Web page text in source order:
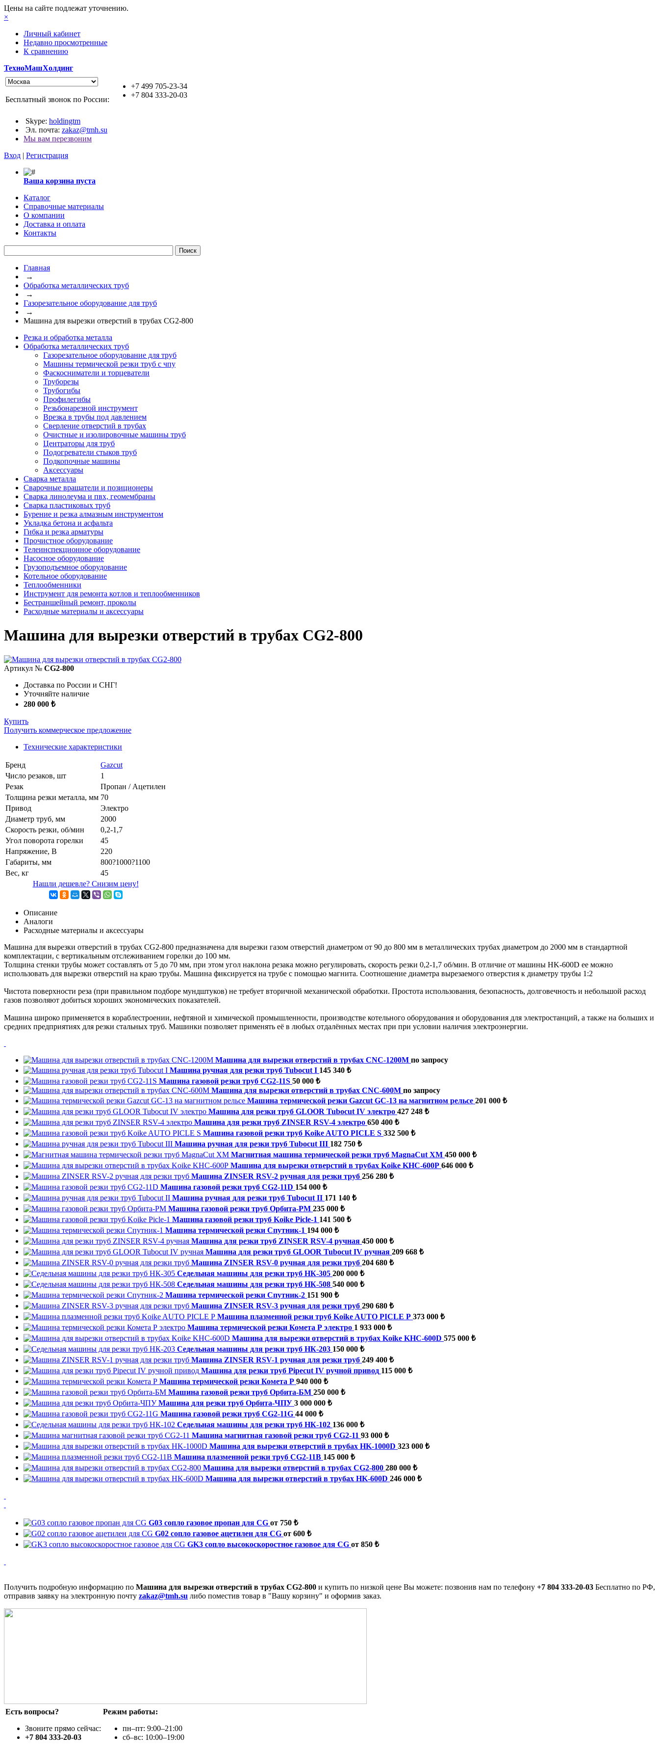
Цены на сайте подлежат уточнению.
×
Личный кабинет
Недавно просмотренные
К сравнению
ТехноМашХолдинг
+7 499 705-23-34
+7 804 333-20-03
Бесплатный звонок по России:
Skype: holdingtm
Эл. почта: zakaz@tmh.su
Мы вам перезвоним
Вход | Регистрация
Ваша корзина пуста
Каталог
Справочные материалы
О компании
Доставка и оплата
Контакты
Главная
→
Обработка металлических труб
→
Газорезательное оборудование для труб
→
Машина для вырезки отверстий в трубах CG2-800
Резка и обработка металла
Обработка металлических труб
Газорезательное оборудование для труб
Машины термической резки труб с чпу
Фаскосниматели и торцеватели
Труборезы
Трубогибы
Профилегибы
Резьбонарезной инструмент
Врезка в трубы под давлением
Сверление отверстий в трубах
Очистные и изолировочные машины труб
Центраторы для труб
Подогреватели стыков труб
Подкопочные машины
Аксессуары
Сварка металла
Сварочные вращатели и позиционеры
Сварка линолеума и пвх, геомембраны
Сварка пластиковых труб
Бурение и резка алмазным инструментом
Укладка бетона и асфальта
Гибка и резка арматуры
Прочистное оборудование
Телеинспекционное оборудование
Насосное оборудование
Грузоподъемное оборудование
Котельное оборудование
Теплообменники
Инструмент для ремонта котлов и теплообменников
Бестраншейный ремонт, проколы
Расходные материалы и аксессуары
Машина для вырезки отверстий в трубах CG2-800
Артикул № CG2-800
Доставка по России и СНГ!
Уточняйте наличие
280 000 ₺
Купить
Получить коммерческое предложение
Технические характеристики
Бренд
Gazcut
Число резаков, шт
1
Резак
Пропан / Ацетилен
Толщина резки металла, мм 70
Привод
Электро
Диаметр труб, мм
2000
Скорость резки, об/мин
0,2-1,7
Угол поворота горелки
45
Напряжение, В
220
Габариты, мм
800?1000?1100
Вес, кг
45
Нашли дешевле? Снизим цену!
Описание
Аналоги
Расходные материалы и аксессуары
Машина для вырезки отверстий в трубах CG2-800 предназначена для вырезки газом отверстий диаметром от 90 до 800 мм в металлических трубах диаметром до 2000 мм в стандартной
комплектации, с вертикальным отслеживанием горелки до 100 мм.
Толщина стенки трубы может составлять от 5 до 70 мм, при этом угол наклона резака можно регулировать, скорость резки 0,2-1,7 об/мин. В отличие от машины HK-600D ее можно
использовать для вырезки отверстий на краю трубы. Машина фиксируется на трубе с помощью магнита. Соотношение диаметра вырезаемого отверстия к диаметру трубы 1:2
Чистота поверхности реза (при правильном подборе мундштуков) не требует вторичной механической обработки. Простота использования, безопасность, долговечность и небольшой расход
газов позволяют добиться хороших экономических показателей.
Машина широко применяется в кораблестроении, нефтяной и химической промышленности, производстве котельного оборудования и оборудования для электростанций, а также на больших и
средних предприятиях для резки стальных труб. Машинки позволяет применять её в любых отдалённых местах при при условии наличия электроэнергии.
Машина для вырезки отверстий в трубах CNC-1200M по запросу
Машина ручная для резки труб Tubocut I 145 340 ₺
Машина газовой резки труб CG2-11S 50 000 ₺
Машина для вырезки отверстий в трубах CNC-600M по запросу
Машина термической резки Gazcut GC-13 на магнитном рельсе 201 000 ₺
Машина для резки труб GLOOR Tubocut IV электро 427 248 ₺
Машина для резки труб ZINSER RSV-4 электро 650 400 ₺
Машина газовой резки труб Koike AUTO PICLE S 332 500 ₺
Машина ручная для резки труб Tubocut III 182 750 ₺
Магнитная машина термической резки труб MagnaCut XM 450 000 ₺
Машина для вырезки отверстий в трубах Koike KHC-600P 646 000 ₺
Машина ZINSER RSV-2 ручная для резки труб 256 280 ₺
Машина газовой резки труб CG2-11D 154 000 ₺
Машина ручная для резки труб Tubocut II 171 140 ₺
Машина газовой резки труб Орбита-РМ 235 000 ₺
Машина газовой резки труб Koike Picle-1 141 500 ₺
Машина термической резки Спутник-1 194 000 ₺
Машина для резки труб ZINSER RSV-4 ручная 450 000 ₺
Машина для резки труб GLOOR Tubocut IV ручная 209 668 ₺
Машина ZINSER RSV-0 ручная для резки труб 204 680 ₺
Седельная машины для резки труб НК-305 200 000 ₺
Седельная машины для резки труб НК-508 540 000 ₺
Машина термической резки Спутник-2 151 900 ₺
Машина ZINSER RSV-3 ручная для резки труб 290 680 ₺
Машина плазменной резки труб Koike AUTO PICLE P 373 000 ₺
Машина термической резки Комета Р электро 1 933 000 ₺
Машина для вырезки отверстий в трубах Koike KHC-600D 575 000 ₺
Седельная машины для резки труб НК-203 150 000 ₺
Машина ZINSER RSV-1 ручная для резки труб 249 400 ₺
Машина для резки труб Pipecut IV ручной привод 115 000 ₺
Машина термической резки Комета Р 940 000 ₺
Машина газовой резки труб Орбита-БМ 250 000 ₺
Машина для резки труб Орбита-ЧПУ 3 000 000 ₺
Машина газовой резки труб CG2-11G 44 000 ₺
Седельная машины для резки труб НК-102 136 000 ₺
Машина магнитная газовой резки труб CG2-11 93 000 ₺
Машина для вырезки отверстий в трубах HK-1000D 323 000 ₺
Машина плазменной резки труб CG2-11B 145 000 ₺
Машина для вырезки отверстий в трубах CG2-800 280 000 ₺
Машина для вырезки отверстий в трубах HK-600D 246 000 ₺
G03 сопло газовое пропан для CG от 750 ₺
G02 сопло газовое ацетилен для CG от 600 ₺
GK3 сопло высокоскоростное газовое для CG от 850 ₺
Получить подробную информацию по Машина для вырезки отверстий в трубах CG2-800 и купить по низкой цене Вы можете: позвонив нам по телефону +7 804 333-20-03 Бесплатно по РФ,
отправив заявку на электронную почту zakaz@tmh.su либо поместив товар в "Вашу корзину" и оформив заказ.
Есть вопросы?
Звоните прямо сейчас:
+7 804 333-20-03
Режим работы:
пн–пт: 9:00–21:00
сб–вс: 10:00–19:00